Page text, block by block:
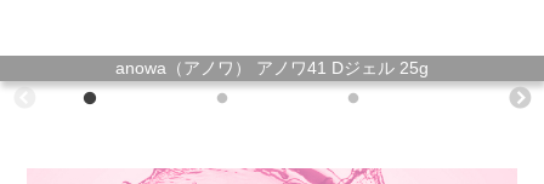
anowa（アノワ） アノワ41 Dジェル 25g